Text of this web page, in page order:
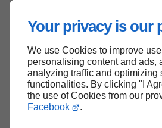
Your privacy is our
We use Cookies to improve
personalising content and ads,
analyzing traffic and optimizing
functionalities. By clicking "I
the use of Cookies from our
Facebook
.
Haut de